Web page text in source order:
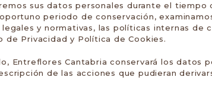
sus datos personales durante el
periodo de conservación,
y normativas, las políticas internas
de Privacidad y Política de Cookies.
Entreflores Cantabria conservará los datos
de las acciones que pudieran